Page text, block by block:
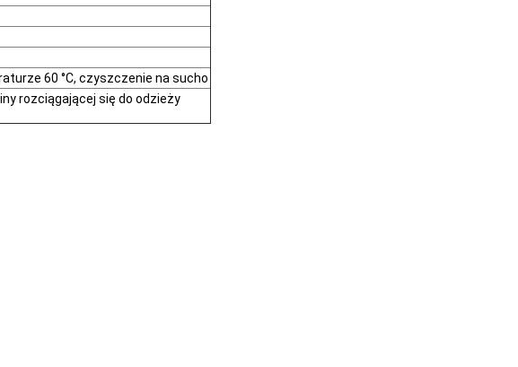
60 °C, czyszczenie na sucho
rozciągającej się do odzieży